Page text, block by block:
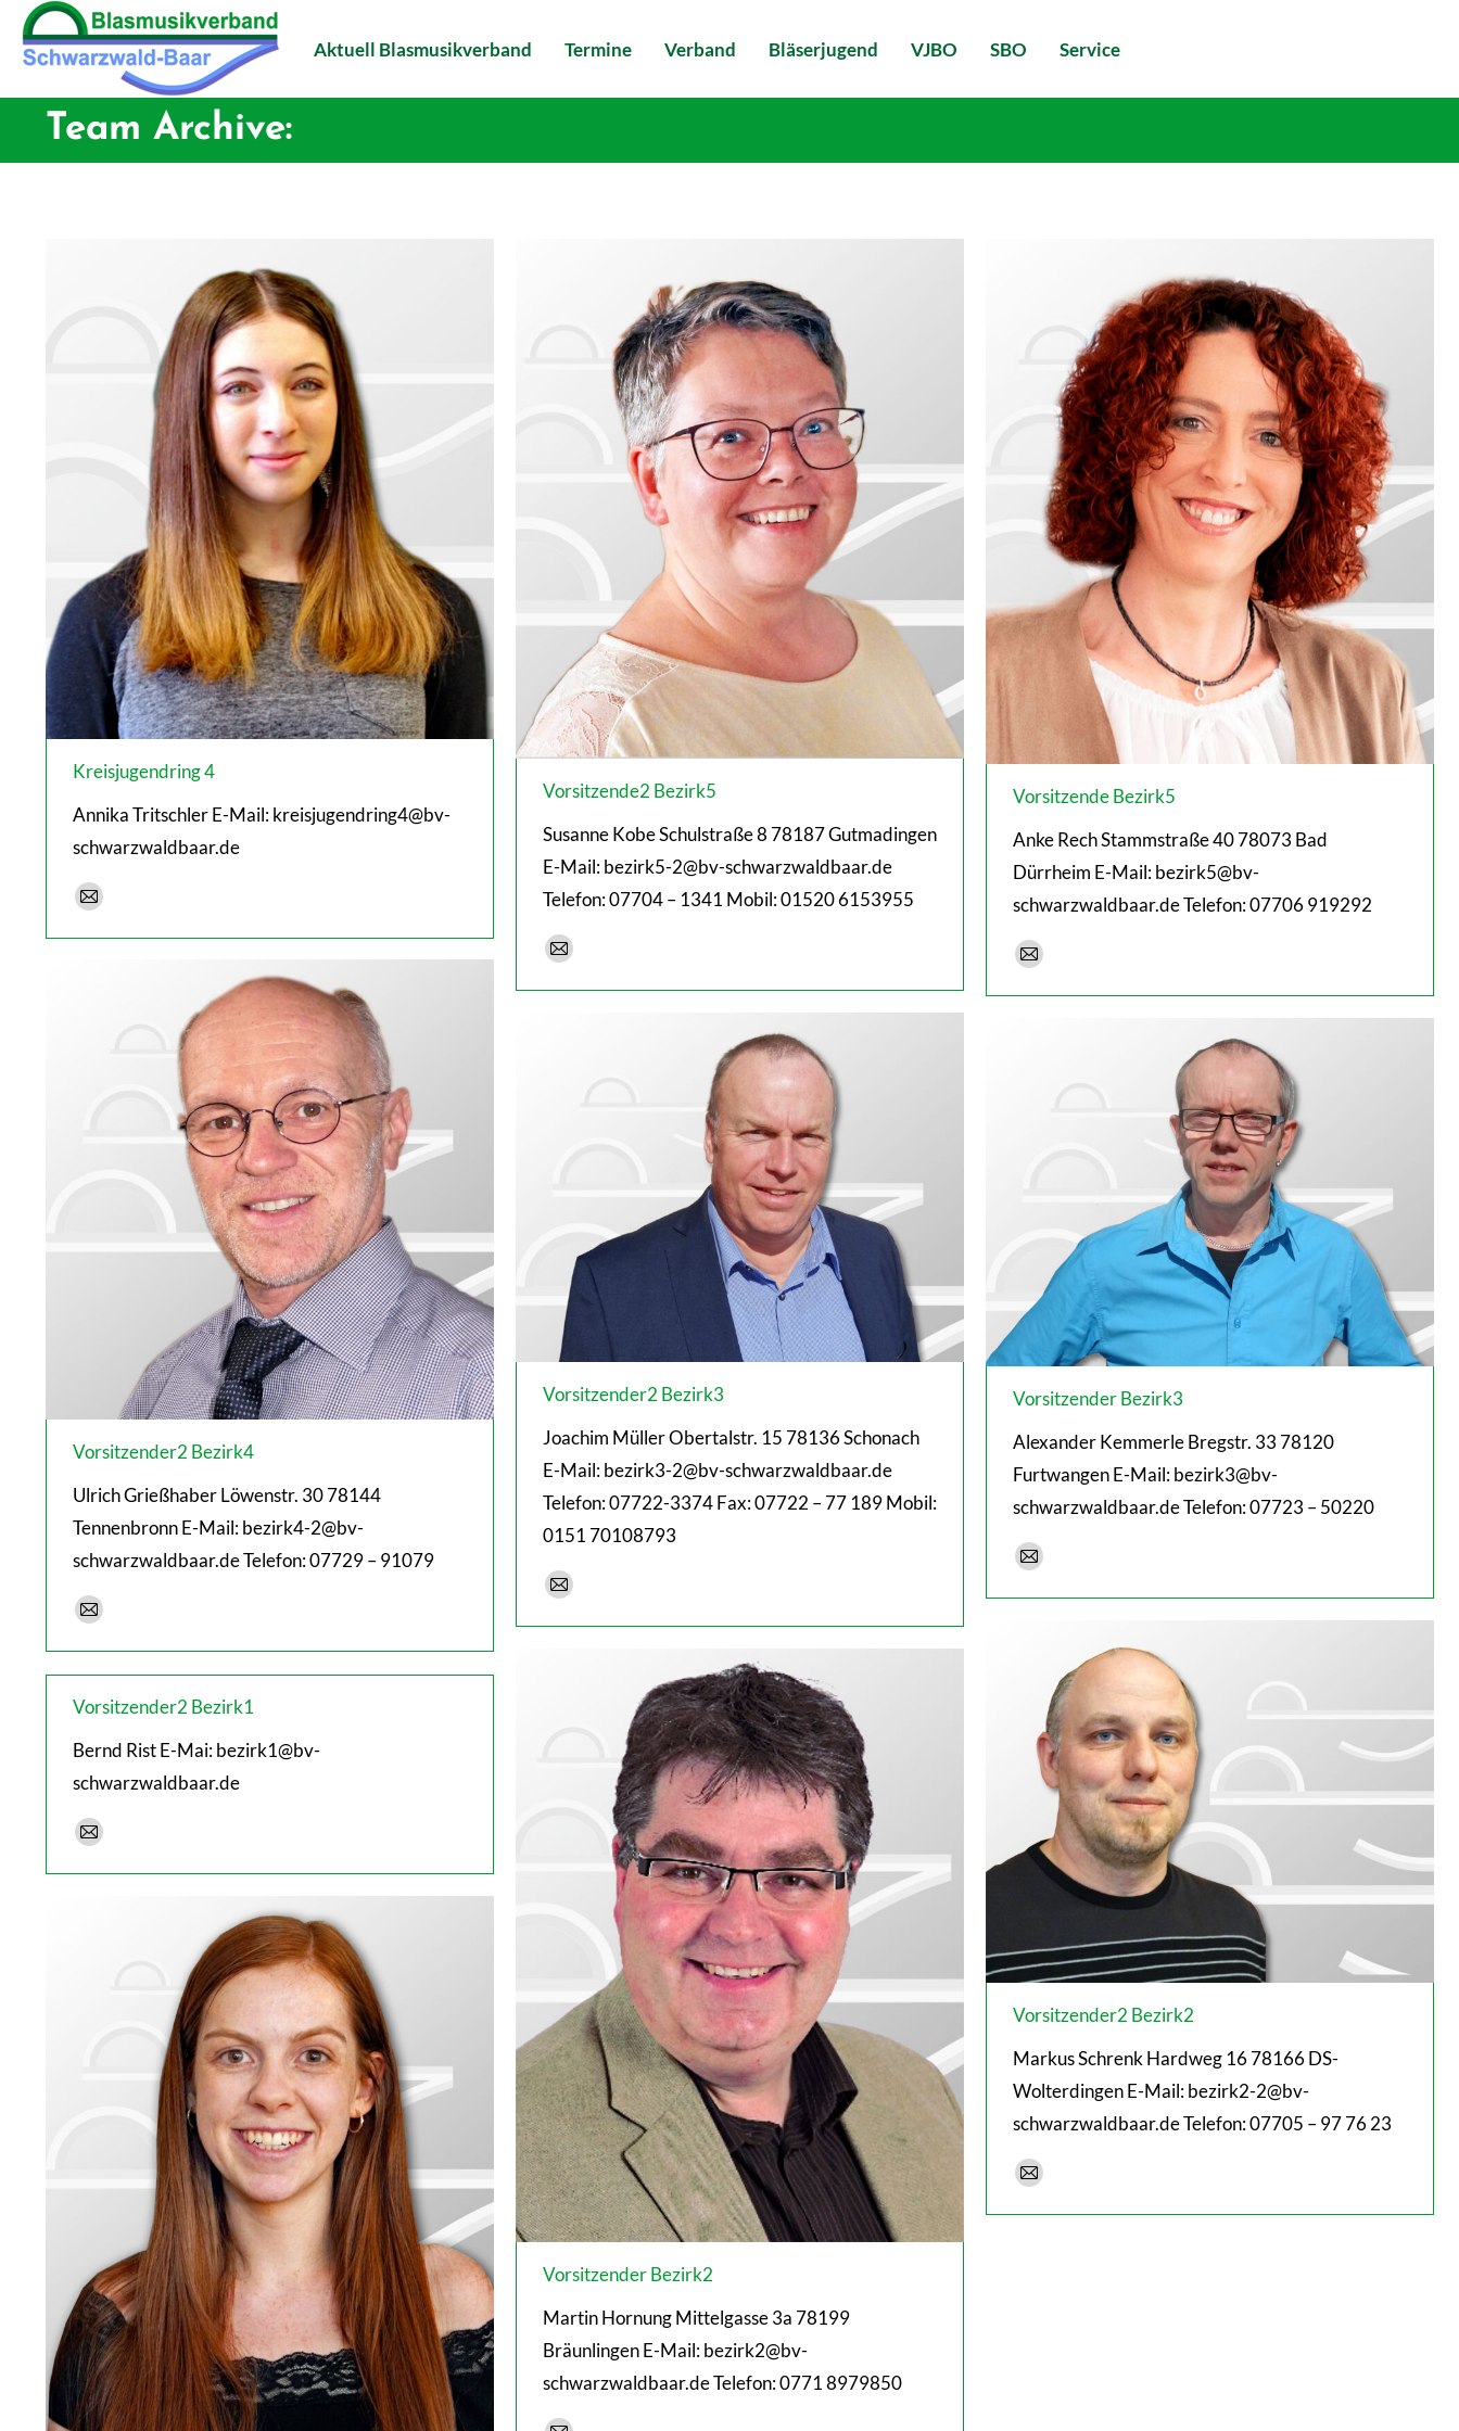
Aktuell Blasmusikverband Termine Verband Bläserjugend VJBO SBO Service
Team Archive:
Kreisjugendring 4
Annika Tritschler E-Mail: kreisjugendring4@bv-
schwarzwaldbaar.de
E-
mail
Vorsitzende2 Bezirk5
Susanne Kobe Schulstraße 8 78187 Gutmadingen
E-Mail: bezirk5-2@bv-schwarzwaldbaar.de
Telefon: 07704 – 1341 Mobil: 01520 6153955
E-
mail
Vorsitzende Bezirk5
Anke Rech Stammstraße 40 78073 Bad
Dürrheim E-Mail: bezirk5@bv-
schwarzwaldbaar.de Telefon: 07706 919292
E-
mail
Vorsitzender2 Bezirk4
Ulrich Grießhaber Löwenstr. 30 78144
Tennenbronn E-Mail: bezirk4-2@bv-
schwarzwaldbaar.de Telefon: 07729 – 91079
E-
mail
Vorsitzender2 Bezirk3
Joachim Müller Obertalstr. 15 78136 Schonach
E-Mail: bezirk3-2@bv-schwarzwaldbaar.de
Telefon: 07722-3374 Fax: 07722 – 77 189 Mobil:
0151 70108793
E-
mail
Vorsitzender Bezirk3
Alexander Kemmerle Bregstr. 33 78120
Furtwangen E-Mail: bezirk3@bv-
schwarzwaldbaar.de Telefon: 07723 – 50220
E-
mail
Vorsitzender2 Bezirk2
Markus Schrenk Hardweg 16 78166 DS-
Wolterdingen E-Mail: bezirk2-2@bv-
schwarzwaldbaar.de Telefon: 07705 – 97 76 23
E-
mail
Vorsitzender Bezirk2
Martin Hornung Mittelgasse 3a 78199
Bräunlingen E-Mail: bezirk2@bv-
schwarzwaldbaar.de Telefon: 0771 8979850
Vorsitzender2 Bezirk1
Bernd Rist E-Mai: bezirk1@bv-
schwarzwaldbaar.de
E-
mail